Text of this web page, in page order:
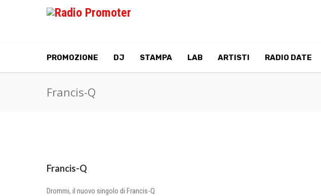
PROMOZIONE DJ STAMPA LAB ARTISTI RADIO DATE
Francis-Q
Francis-Q
Drommi, il nuovo singolo di Francis-Q